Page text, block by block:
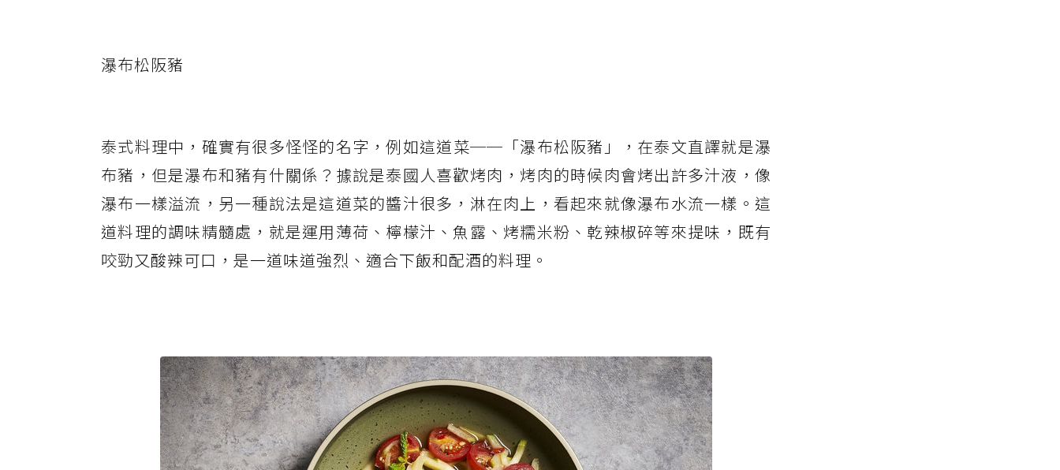
瀑布松阪豬
泰式料理中，確實有很多怪怪的名字，例如這道菜──「瀑布松阪豬」，在泰文直譯就是瀑
布豬，但是瀑布和豬有什關係？據說是泰國人喜歡烤肉，烤肉的時候肉會烤出許多汁液，像
瀑布一樣溢流，另一種說法是這道菜的醬汁很多，淋在肉上，看起來就像瀑布水流一樣。這
道料理的調味精髓處，就是運用薄荷、檸檬汁、魚露、烤糯米粉、乾辣椒碎等來提味，既有
咬勁又酸辣可口，是一道味道強烈、適合下飯和配酒的料理。